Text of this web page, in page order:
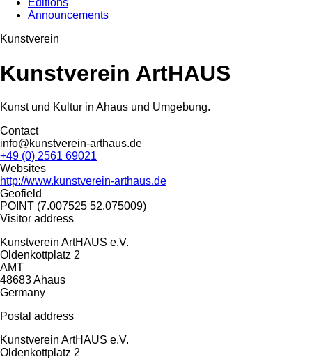
Editions
Announcements
Kunstverein
Kunstverein ArtHAUS
Kunst und Kultur in Ahaus und Umgebung.
Contact
info@kunstverein-arthaus.de
+49 (0) 2561 69021
Websites
http://www.kunstverein-arthaus.de
Geofield
POINT (7.007525 52.075009)
Visitor address
Kunstverein ArtHAUS e.V.
Oldenkottplatz 2
AMT
48683Ahaus
Germany
Postal address
Kunstverein ArtHAUS e.V.
Oldenkottplatz 2